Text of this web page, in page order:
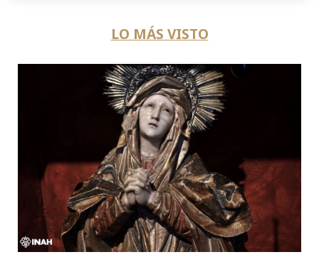
LO MÁS VISTO